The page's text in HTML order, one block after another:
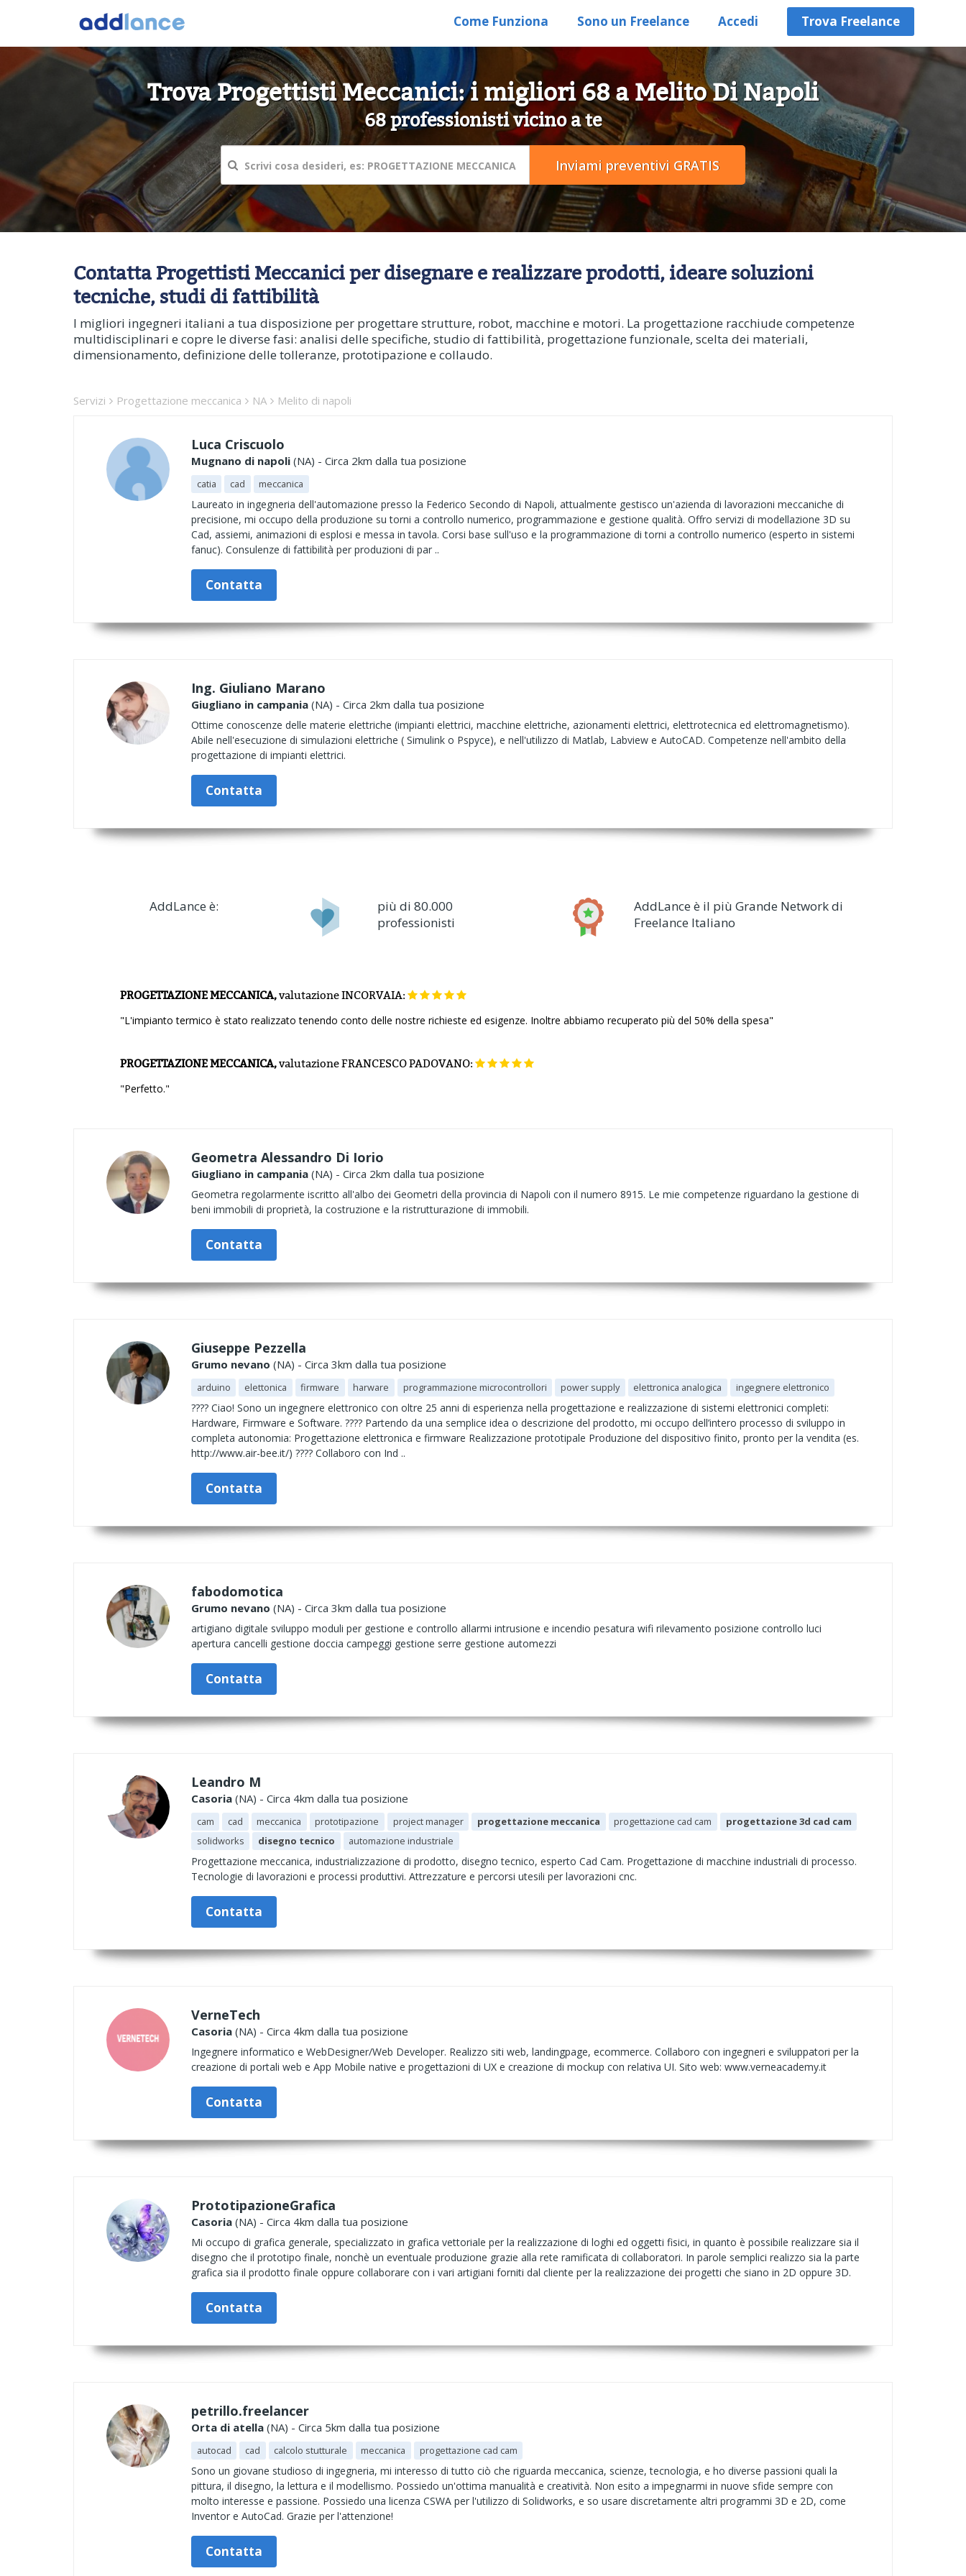
Come Funziona Sono un Freelance Accedi Trova Freelance
Trova Progettisti Meccanici: i migliori 68 a Melito Di Napoli
68 professionisti vicino a te
Contatta Progettisti Meccanici per disegnare e realizzare prodotti, ideare soluzioni
tecniche, studi di fattibilità
I migliori ingegneri italiani a tua disposizione per progettare strutture, robot, macchine e motori. La progettazione racchiude competenze
multidisciplinari e copre le diverse fasi: analisi delle specifiche, studio di fattibilità, progettazione funzionale, scelta dei materiali,
dimensionamento, definizione delle tolleranze, prototipazione e collaudo.
Servizi Progettazione meccanica NA Melito di napoli
Luca Criscuolo
Mugnano di napoli (NA) - Circa 2km dalla tua posizione
catia cad meccanica
Laureato in ingegneria dell'automazione presso la Federico Secondo di Napoli, attualmente gestisco un'azienda di lavorazioni meccaniche di
precisione, mi occupo della produzione su torni a controllo numerico, programmazione e gestione qualità. Offro servizi di modellazione 3D su
Cad, assiemi, animazioni di esplosi e messa in tavola. Corsi base sull'uso e la programmazione di torni a controllo numerico (esperto in sistemi
fanuc). Consulenze di fattibilità per produzioni di par ..
Contatta
Ing. Giuliano Marano
Giugliano in campania (NA) - Circa 2km dalla tua posizione
Ottime conoscenze delle materie elettriche (impianti elettrici, macchine elettriche, azionamenti elettrici, elettrotecnica ed elettromagnetismo).
Abile nell'esecuzione di simulazioni elettriche ( Simulink o Pspyce), e nell'utilizzo di Matlab, Labview e AutoCAD. Competenze nell'ambito della
progettazione di impianti elettrici.
Contatta
AddLance è:
più di 80.000
professionisti
AddLance è il più Grande Network di
Freelance Italiano
PROGETTAZIONE MECCANICA,valutazioneINCORVAIA:
"L'impianto termico è stato realizzato tenendo conto delle nostre richieste ed esigenze. Inoltre abbiamo recuperato più del 50% della spesa"
PROGETTAZIONE MECCANICA,valutazioneFRANCESCO PADOVANO:
"Perfetto."
Geometra Alessandro Di Iorio
Giugliano in campania (NA) - Circa 2km dalla tua posizione
Geometra regolarmente iscritto all'albo dei Geometri della provincia di Napoli con il numero 8915. Le mie competenze riguardano la gestione di
beni immobili di proprietà, la costruzione e la ristrutturazione di immobili.
Contatta
Giuseppe Pezzella
Grumo nevano (NA) - Circa 3km dalla tua posizione
arduino elettonica firmware harware programmazione microcontrollori power supply elettronica analogica ingegnere elettronico
???? Ciao! Sono un ingegnere elettronico con oltre 25 anni di esperienza nella progettazione e realizzazione di sistemi elettronici completi:
Hardware, Firmware e Software. ???? Partendo da una semplice idea o descrizione del prodotto, mi occupo dell’intero processo di sviluppo in
completa autonomia: Progettazione elettronica e firmware Realizzazione prototipale Produzione del dispositivo finito, pronto per la vendita (es.
http://www.air-bee.it/) ???? Collaboro con Ind ..
Contatta
fabodomotica
Grumo nevano (NA) - Circa 3km dalla tua posizione
artigiano digitale sviluppo moduli per gestione e controllo allarmi intrusione e incendio pesatura wifi rilevamento posizione controllo luci
apertura cancelli gestione doccia campeggi gestione serre gestione automezzi
Contatta
Leandro M
Casoria (NA) - Circa 4km dalla tua posizione
cam cad meccanica prototipazione project manager progettazione meccanica progettazione cad cam
progettazione 3d cad cam
solidworks
disegno tecnico automazione industriale
Progettazione meccanica, industrializzazione di prodotto, disegno tecnico, esperto Cad Cam. Progettazione di macchine industriali di processo.
Tecnologie di lavorazioni e processi produttivi. Attrezzature e percorsi utesili per lavorazioni cnc.
Contatta
VerneTech
Casoria (NA) - Circa 4km dalla tua posizione
Ingegnere informatico e WebDesigner/Web Developer. Realizzo siti web, landingpage, ecommerce. Collaboro con ingegneri e sviluppatori per la
creazione di portali web e App Mobile native e progettazioni di UX e creazione di mockup con relativa UI. Sito web: www.verneacademy.it
Contatta
PrototipazioneGrafica
Casoria (NA) - Circa 4km dalla tua posizione
Mi occupo di grafica generale, specializzato in grafica vettoriale per la realizzazione di loghi ed oggetti fisici, in quanto è possibile realizzare sia il
disegno che il prototipo finale, nonchè un eventuale produzione grazie alla rete ramificata di collaboratori. In parole semplici realizzo sia la parte
grafica sia il prodotto finale oppure collaborare con i vari artigiani forniti dal cliente per la realizzazione dei progetti che siano in 2D oppure 3D.
Contatta
petrillo.freelancer
Orta di atella (NA) - Circa 5km dalla tua posizione
autocad cad calcolo stutturale meccanica progettazione cad cam
Sono un giovane studioso di ingegneria, mi interesso di tutto ciò che riguarda meccanica, scienze, tecnologia, e ho diverse passioni quali la
pittura, il disegno, la lettura e il modellismo. Possiedo un'ottima manualità e creatività. Non esito a impegnarmi in nuove sfide sempre con
molto interesse e passione. Possiedo una licenza CSWA per l'utilizzo di Solidworks, e so usare discretamente altri programmi 3D e 2D, come
Inventor e AutoCad. Grazie per l'attenzione!
Contatta